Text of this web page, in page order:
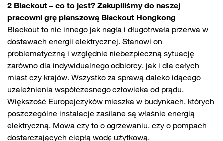
2 Blackout – co to jest? Zakupiliśmy do naszej
pracowni grę planszową Blackout Hongkong
Blackout to nic innego jak nagła i długotrwała przerwa w
dostawach energii elektrycznej. Stanowi on
problematyczną i względnie niebezpieczną sytuację
zarówno dla indywidualnego odbiorcy, jak i dla całych
miast czy krajów. Wszystko za sprawą daleko idącego
uzależnienia współczesnego człowieka od prądu.
Większość Europejczyków mieszka w budynkach, których
poszczególne instalacje zasilane są właśnie energią
elektryczną. Mowa czy to o ogrzewaniu, czy o pompach
dostarczających ciepłą wodę użytkową.